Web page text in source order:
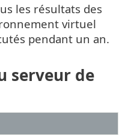
les résultats des
virtuel
pendant un an.
serveur de